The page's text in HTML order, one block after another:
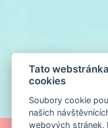
Tato
cookies
Soubory cookie
našich
webových stránek,